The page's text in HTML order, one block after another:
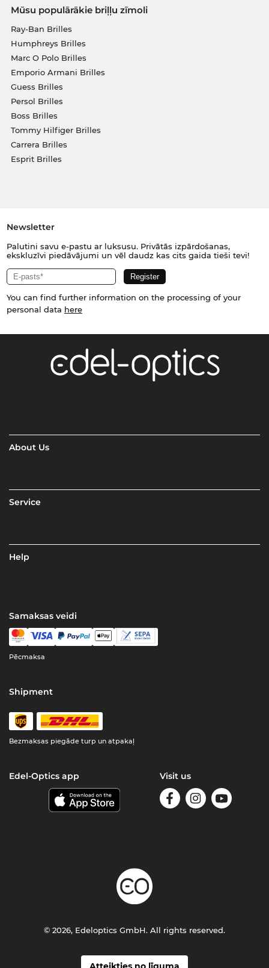
Mūsu populārākie briļļu zīmoli
Ray-Ban Brilles
Humphreys Brilles
Marc O Polo Brilles
Emporio Armani Brilles
Guess Brilles
Persol Brilles
Boss Brilles
Tommy Hilfiger Brilles
Carrera Brilles
Esprit Brilles
Newsletter
Palutini savu e-pastu ar luksusu. Privātās izpārdošanas,
ekskluzīvi piedāvājumi un vēl daudz kas cits gaida tieši tevi!
You can find further information on the processing of your
personal data here
About Us
Service
Help
Samaksas veidi
Pēcmaksa
Shipment
Bezmaksas piegāde turp un atpakaļ
Edel-Optics app Visit us
© 2026, Edeloptics GmbH. All rights reserved.